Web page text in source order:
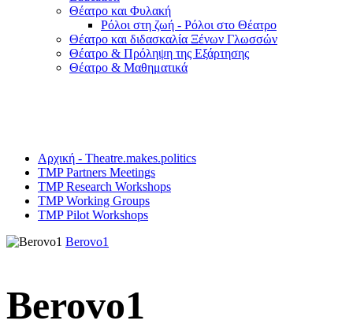
Θέατρο και Φυλακή
Ρόλοι στη ζωή - Ρόλοι στο Θέατρο
Θέατρο και διδασκαλία Ξένων Γλωσσών
Θέατρο & Πρόληψη της Εξάρτησης
Θέατρο & Μαθηματικά
Αρχική - Theatre.makes.politics
TMP Partners Meetings
TMP Research Workshops
TMP Working Groups
TMP Pilot Workshops
Berovo1
Berovo1